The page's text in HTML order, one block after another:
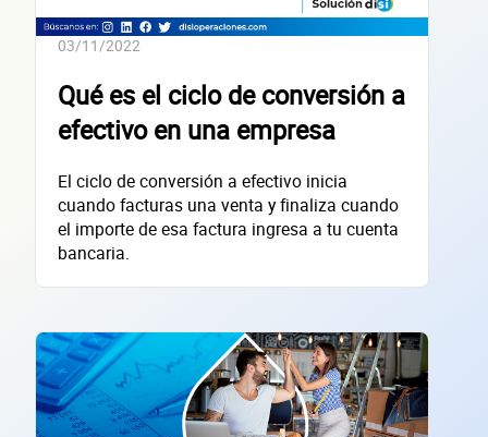
03/11/2022
Qué es el ciclo de conversión a
efectivo en una empresa
El ciclo de conversión a efectivo inicia
cuando facturas una venta y finaliza cuando
el importe de esa factura ingresa a tu cuenta
bancaria.
Datos de
Razón social
RFC de la empresa
Lo usamos solo para validar tu identidad fiscal — nunca lo compartimos con